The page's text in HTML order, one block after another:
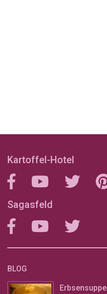
Kartoffel-Hotel
Sagasfeld
BLOG
Erbsensuppe